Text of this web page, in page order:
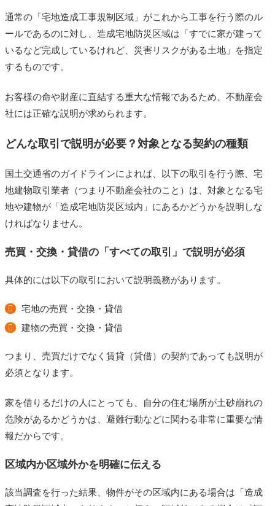
通常の「宅地造成工事規制区域」がこれから工事を行う際のル
ールであるのに対し、造成宅地防災区域は「すでに家が建って
いるなど完成しているけれど、災害リスクがある土地」を指定
するものです。
お客様の命や財産に直結する重大な情報であるため、不動産会
社には正確な説明が求められます。
どんな取引で説明が必要？対象となる契約の種類
国土交通省のガイドラインによれば、以下の取引を行う際、宅
地建物取引業者（つまり不動産会社のこと）は、対象となる宅
地や建物が「造成宅地防災区域内」にあるかどうかを説明しな
ければなりません。
売買・交換・貸借の「すべての取引」で説明が必須
具体的には以下の取引において説明義務があります。
宅地の売買・交換・貸借
建物の売買・交換・貸借
つまり、売買だけでなく賃貸（貸借）の契約であっても説明が
必須となります。
家を借りるだけの人にとっても、自分の住む場所が土砂崩れの
危険があるかどうかは、避難行動などに関わる非常に重要な情
報だからです。
区域内か区域外かを明確に伝える
該当調査を行った結果、物件がその区域内にある場合は「造成